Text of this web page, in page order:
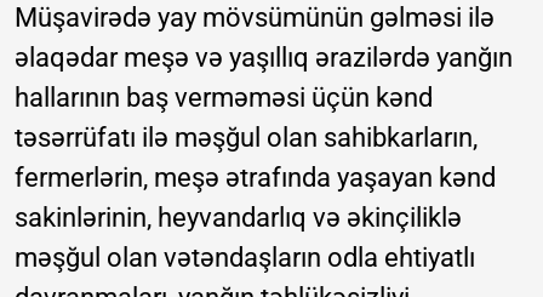
Müşavirədə yay mövsümünün gəlməsi ilə
əlaqədar meşə və yaşıllıq ərazilərdə yanğın
hallarının baş verməməsi üçün kənd
təsərrüfatı ilə məşğul olan sahibkarların,
fermerlərin, meşə ətrafında yaşayan kənd
sakinlərinin, heyvandarlıq və əkinçiliklə
məşğul olan vətəndaşların odla ehtiyatlı